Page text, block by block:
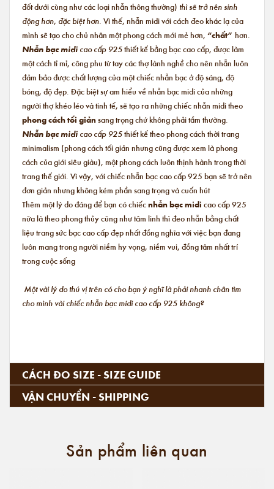
đốt dưới cùng như các loại nhẫn thông thường) thì sẽ trở nên sinh
động hơn, đặc biệt hơn. Vì thế, nhẫn midi với cách đeo khác lạ của
mình sẽ tạo cho chủ nhân một phong cách mới mẻ hơn, “chất” hơn.
Nhẫn bạc midi cao cấp 925thiết kế bằng bạc cao cấp, được làm
một cách tỉ mỉ, công phu từ tay các thợ lành nghề cho nên nhẫn luôn
đảm bảo được chất lượng của một chiếc nhẫn bạc ở độ sáng, độ
bóng, độ đẹp. Đặc biệt sự am hiểu về nhẫn bạc midi của những
người thợ khéo léo và tinh tế, sẽ tạo ra những chiếc nhẫn midi theo
phong cách tối giảnsang trọng chứ không phải tầm thường.
Nhẫn bạc midi cao cấp 925thiết kế theo phong cách thời trang
minimalism (phong cách tối giản nhưng cũng được xem là phong
cách của giới siêu giàu), một phong cách luôn thịnh hành trong thời
trang thế giới. Vì vậy, với chiếc nhẫn bạc cao cấp 925 bạn sẽ trở nên
đơn giản nhưng không kém phần sang trọng và cuốn hút
Thêm một lý do đáng để bạn có chiếcnhẫn bạc midi cao cấp 925
nữa là theo phong thủy cũng như tâm linh thì đeo nhẫn bằng chất
liệu trang sức bạc cao cấp đẹp nhất đồng nghĩa với việc bạn đang
luôn mang trong người niềm hy vọng, niềm vui, đồng tâm nhất trí
trong cuộc sống
Một vài lý do thú vị trên có cho bạn ý nghĩ là phải nhanh chân tìm
cho mình vài chiếc nhẫn bạc midi cao cấp 925 không?
CÁCH ĐO SIZE - SIZE GUIDE
VẬN CHUYỂN - SHIPPING
Sản phẩm liên quan